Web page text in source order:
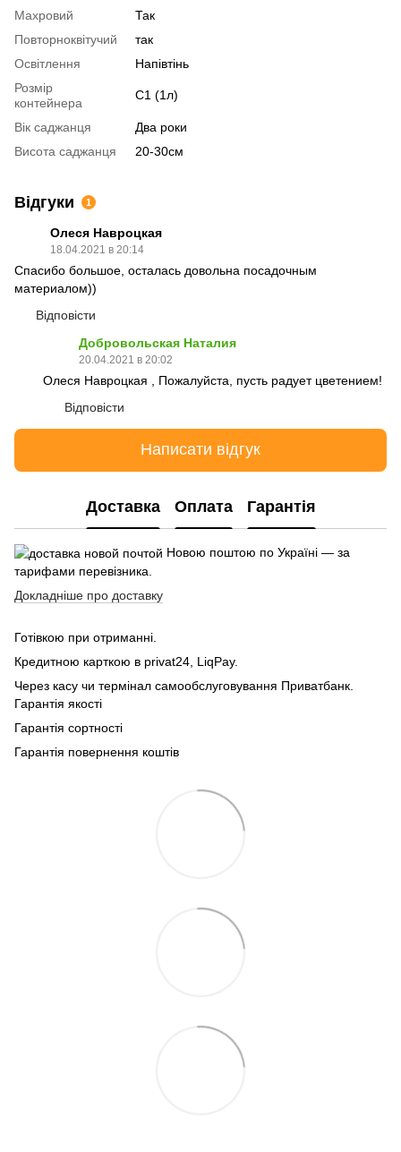
Махровий
Так
Повторноквітучий
так
Освітлення
Напівтінь
Розмір
контейнера
С1 (1л)
Вік саджанця
Два роки
Висота саджанця
20-30см
Відгуки 1
Олеся Навроцкая
18.04.2021 в 20:14
Спасибо большое, осталась довольна посадочным
материалом))
Відповісти
Добровольская Наталия
20.04.2021 в 20:02
Олеся Навроцкая , Пожалуйста, пусть радует цветением!
Відповісти
Написати відгук
Доставка Оплата Гарантія
Новою поштою по Україні — за
тарифами перевізника.
Докладніше про доставку
Готівкою при отриманні.
Кредитною карткою в privat24, LiqPay.
Через касу чи термінал самообслуговування Приватбанк.
Гарантія якості
Гарантія сортності
Гарантія повернення коштів